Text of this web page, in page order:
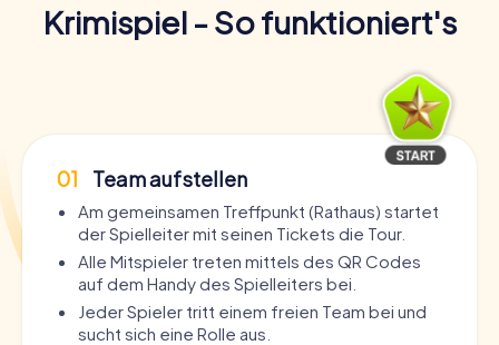
Krimispiel - So funktioniert's
01 Team aufstellen
Am gemeinsamen Treffpunkt (Rathaus) startet
der Spielleiter mit seinen Tickets die Tour.
Alle Mitspieler treten mittels des QR Codes
auf dem Handy des Spielleiters bei.
Jeder Spieler tritt einem freien Team bei und
sucht sich eine Rolle aus.